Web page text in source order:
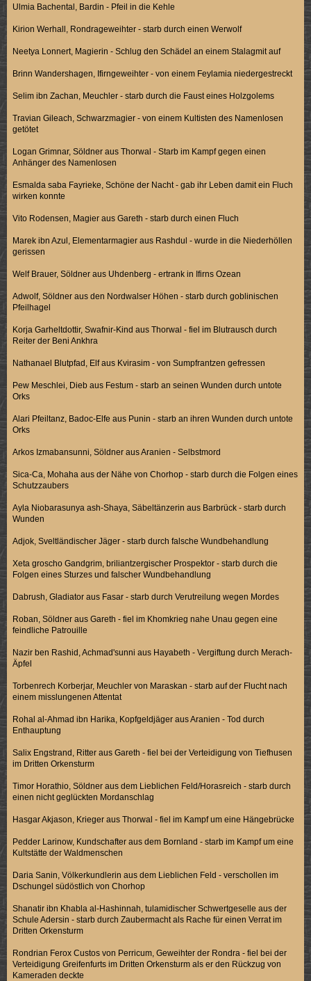
Ulmia Bachental, Bardin - Pfeil in die Kehle
Kirion Werhall, Rondrageweihter - starb durch einen Werwolf
Neetya Lonnert, Magierin - Schlug den Schädel an einem Stalagmit auf
Brinn Wandershagen, Ifirngeweihter - von einem Feylamia niedergestreckt
Selim ibn Zachan, Meuchler - starb durch die Faust eines Holzgolems
Travian Gileach, Schwarzmagier - von einem Kultisten des Namenlosen
getötet
Logan Grimnar, Söldner aus Thorwal - Starb im Kampf gegen einen
Anhänger des Namenlosen
Esmalda saba Fayrieke, Schöne der Nacht - gab ihr Leben damit ein Fluch
wirken konnte
Vito Rodensen, Magier aus Gareth - starb durch einen Fluch
Marek ibn Azul, Elementarmagier aus Rashdul - wurde in die Niederhöllen
gerissen
Welf Brauer, Söldner aus Uhdenberg - ertrank in Ifirns Ozean
Adwolf, Söldner aus den Nordwalser Höhen - starb durch goblinischen
Pfeilhagel
Korja Garheltdottir, Swafnir-Kind aus Thorwal - fiel im Blutrausch durch
Reiter der Beni Ankhra
Nathanael Blutpfad, Elf aus Kvirasim - von Sumpfrantzen gefressen
Pew Meschlei, Dieb aus Festum - starb an seinen Wunden durch untote
Orks
Alari Pfeiltanz, Badoc-Elfe aus Punin - starb an ihren Wunden durch untote
Orks
Arkos Izmabansunni, Söldner aus Aranien - Selbstmord
Sica-Ca, Mohaha aus der Nähe von Chorhop - starb durch die Folgen eines
Schutzzaubers
Ayla Niobarasunya ash-Shaya, Säbeltänzerin aus Barbrück - starb durch
Wunden
Adjok, Sveltländischer Jäger - starb durch falsche Wundbehandlung
Xeta groscho Gandgrim, briliantzergischer Prospektor - starb durch die
Folgen eines Sturzes und falscher Wundbehandlung
Dabrush, Gladiator aus Fasar - starb durch Verutreilung wegen Mordes
Roban, Söldner aus Gareth - fiel im Khomkrieg nahe Unau gegen eine
feindliche Patrouille
Nazir ben Rashid, Achmad'sunni aus Hayabeth - Vergiftung durch Merach-
Äpfel
Torbenrech Korberjar, Meuchler von Maraskan - starb auf der Flucht nach
einem misslungenen Attentat
Rohal al-Ahmad ibn Harika, Kopfgeldjäger aus Aranien - Tod durch
Enthauptung
Salix Engstrand, Ritter aus Gareth - fiel bei der Verteidigung von Tiefhusen
im Dritten Orkensturm
Timor Horathio, Söldner aus dem Lieblichen Feld/Horasreich - starb durch
einen nicht geglückten Mordanschlag
Hasgar Akjason, Krieger aus Thorwal - fiel im Kampf um eine Hängebrücke
Pedder Larinow, Kundschafter aus dem Bornland - starb im Kampf um eine
Kultstätte der Waldmenschen
Daria Sanin, Völkerkundlerin aus dem Lieblichen Feld - verschollen im
Dschungel südöstlich von Chorhop
Shanatir ibn Khabla al-Hashinnah, tulamidischer Schwertgeselle aus der
Schule Adersin - starb durch Zaubermacht als Rache für einen Verrat im
Dritten Orkensturm
Rondrian Ferox Custos von Perricum, Geweihter der Rondra - fiel bei der
Verteidigung Greifenfurts im Dritten Orkensturm als er den Rückzug von
Kameraden deckte